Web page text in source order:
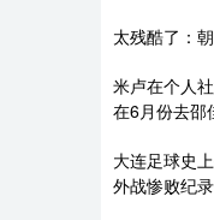
太残酷了：
米卢在个人
在6月份去邵
大连足球史
外战惨败纪